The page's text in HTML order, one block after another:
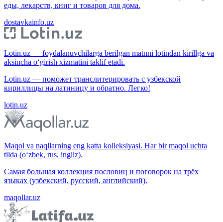
еды, лекарств, книг и товаров для дома.
dostavkainfo.uz
Lotin.uz — foydalanuvchilarga berilgan matnni lotindan kirillga va
aksincha o‘girish xizmatini taklif etadi.
Lotin.uz — поможет транслитерировать с узбекской
кириллицы на латиницу и обратно. Легко!
lotin.uz
Maqol va naqllarning eng katta kolleksiyasi. Har bir maqol uchta
tilda (o‘zbek, rus, ingliz).
Самая большая коллекция пословиц и поговорок на трёх
языках (узбекский, русский, английский).
maqollar.uz